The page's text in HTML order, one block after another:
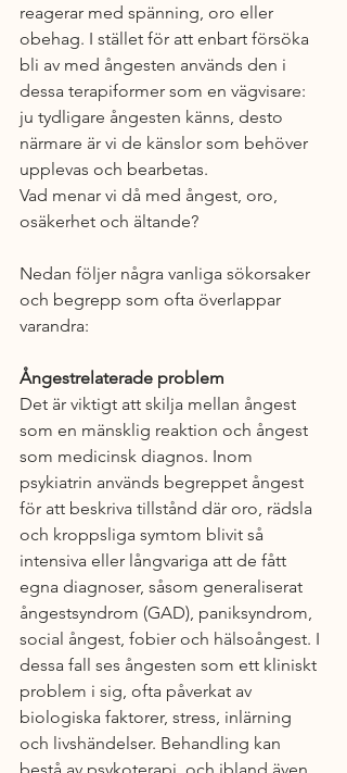
reagerar med spänning, oro eller
obehag. I stället för att enbart försöka
bli av med ångesten används den i
dessa terapiformer som en vägvisare:
ju tydligare ångesten känns, desto
närmare är vi de känslor som behöver
upplevas och bearbetas.
Vad menar vi då med ångest, oro,
osäkerhet och ältande?
Nedan följer några vanliga sökorsaker
och begrepp som ofta överlappar
varandra:
Ångestrelaterade problem
Det är viktigt att skilja mellan ångest
som en mänsklig reaktion och ångest
som medicinsk diagnos. Inom
psykiatrin används begreppet ångest
för att beskriva tillstånd där oro, rädsla
och kroppsliga symtom blivit så
intensiva eller långvariga att de fått
egna diagnoser, såsom generaliserat
ångestsyndrom (GAD), paniksyndrom,
social ångest, fobier och hälsoångest. I
dessa fall ses ångesten som ett kliniskt
problem i sig, ofta påverkat av
biologiska faktorer, stress, inlärning
och livshändelser. Behandling kan